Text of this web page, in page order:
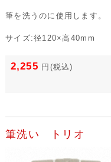
筆を洗うのに使用します。
サイズ:径120×高40mm
2,255 円 (税込)
筆洗い トリオ